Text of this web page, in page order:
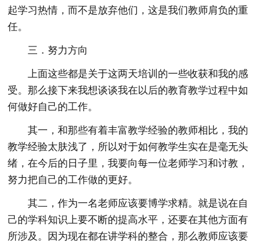
起学习热情，而不是放弃他们，这是我们教师肩负的重
任。
三．努力方向
上面这些都是关于这两天培训的一些收获和我的感
受。那么接下来我想谈谈我在以后的教育教学过程中如
何做好自己的工作。
其一，和那些有着丰富教学经验的教师相比，我的
教学经验太肤浅了，所以对于如何教学生实在是毫无头
绪，在今后的日子里，我要向每一位老师学习和讨教，
努力把自己的工作做的更好。
其二，作为一名老师应该要博学求精。就是说在自
己的学科知识上要不断的提高水平，还要在其他方面有
所涉及。因为现在都在讲学科的整合，那么教师应该要